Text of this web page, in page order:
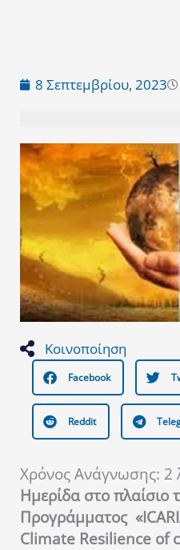
8 Σεπτεμβρίου, 2023
Κοινοποίηση
Facebook
Reddit
Χρόνος Ανάγνωσης: 2
Ημερίδα στο
Προγράμματος
Climate Resilience of